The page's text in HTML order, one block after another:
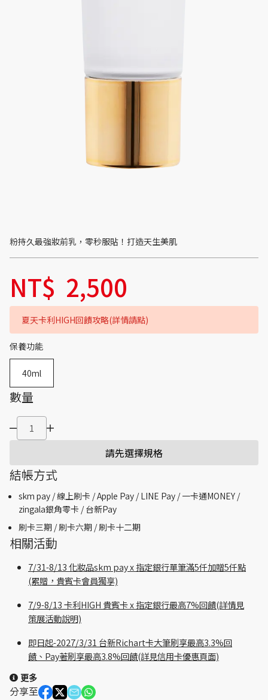
粉持久最強妝前乳，零秒服貼！打造天生美肌
NT$ 2,500
夏天卡利HIGH回饋攻略(詳情請點)
保養功能
40ml
數量
請先選擇規格
結帳方式
skm pay /線上刷卡 / Apple Pay /LINE Pay / 一卡通MONEY /
zingala銀角零卡 /台新Pay
刷卡三期 /刷卡六期 /刷卡十二期
相關活動
7/31-8/13 化妝品skm pay x 指定銀行單筆滿5仟加贈5仟點
(累贈，貴賓卡會員獨享)
7/9-8/13 卡利HIGH 貴賓卡 x 指定銀行最高7%回饋(詳情見
策展活動說明)
即日起-2027/3/31 台新Richart卡大筆刷享最高3.3%回
饋、Pay著刷享最高3.8%回饋(詳見信用卡優惠頁面)
更多
分享至